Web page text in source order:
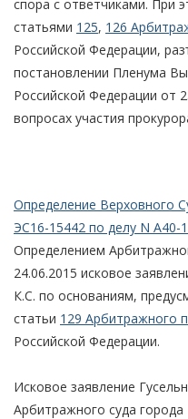
спора с ответчиками. При
статьями 125, 126
Российской Федерации,
постановлении Пленума
Российской Федерации от
вопросах участия
Определение Верховного
ЭС16-15442 по делу N А40-
Определением
24.06.2015 исковое
К.С. по основаниям,
статьи 129 Арбитражного
Российской Федерации.
Исковое заявление
Арбитражного суда